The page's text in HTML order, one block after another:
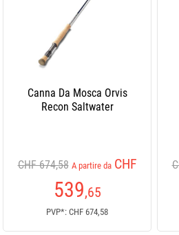
Canna Da Mosca Orvis
Recon Saltwater
CHF 674,58 A partire da CHF
539,65
PVP*: CHF 674,58